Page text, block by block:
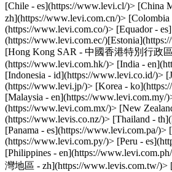
[Chile - es](https://www.levi.cl/)> [China
zh](https://www.levi.com.cn/)> [Colombia
(https://www.levi.com.co/)> [Equador - es]
(https://www.levi.com.ec/
[Hong Kong SAR - 中國香港特別行政
(https://www.levi.com.hk/)> [India -
[Indonesia - id](https://www.levi.co.id/)>
(https://www.levi.jp/)> [Korea -
[Malaysia - en](https://www.levi.com.my/
(https://www.levi.com.mx/)> [New
(https://www.levis.co.nz/)> [Thailand -
[Panama - es](https://www.levi.com.pa/)>
(https://www.levi.com.py/)> [Peru -
[Philippines - en](https://
灣地區 - zh](https://www.levis.com.tw/)>